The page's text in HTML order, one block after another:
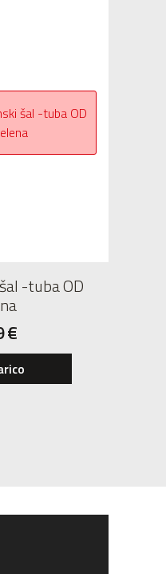
-tuba OD
€